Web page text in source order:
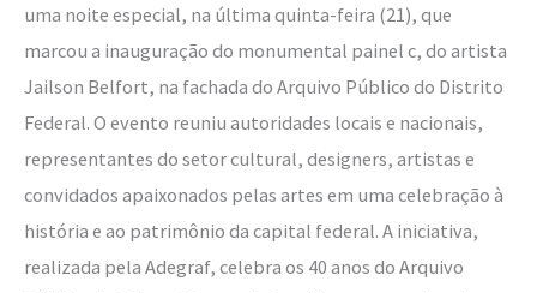
uma noite especial, na última quinta-feira (21), que
marcou a inauguração do monumental painel c, do artista
Jailson Belfort, na fachada do Arquivo Público do Distrito
Federal. O evento reuniu autoridades locais e nacionais,
representantes do setor cultural, designers, artistas e
convidados apaixonados pelas artes em uma celebração à
história e ao patrimônio da capital federal. A iniciativa,
realizada pela Adegraf, celebra os 40 anos do Arquivo